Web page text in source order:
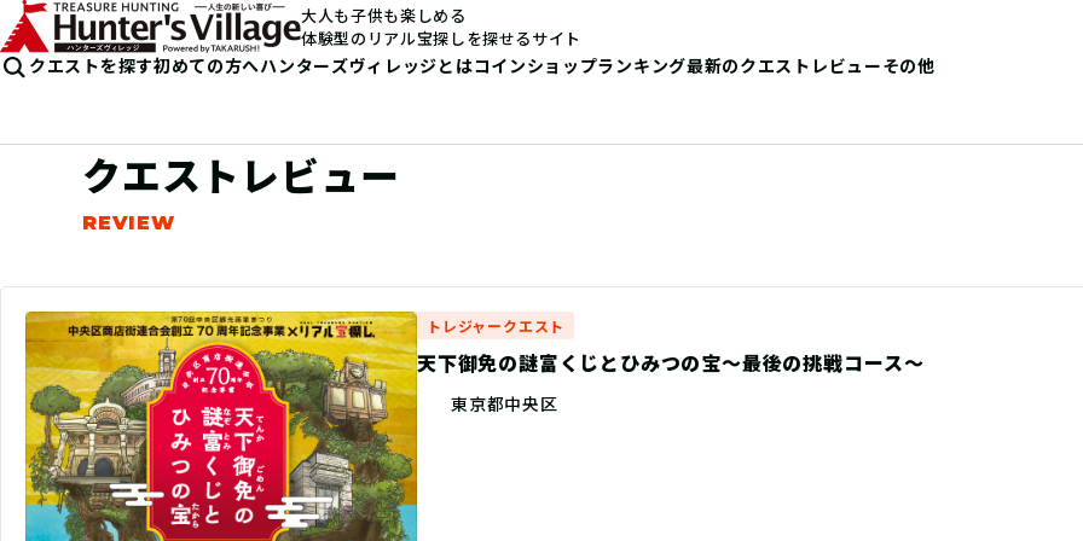
大人も子供も楽しめる
体験型のリアル宝探しを探せるサイト
クエストを探す初めての方へハンターズヴィレッジとはコインショップランキング最新のクエストレビューその他
クエストレビュー
トレジャークエスト
天下御免の謎富くじとひみつの宝〜最後の挑戦コース〜
東京都中央区